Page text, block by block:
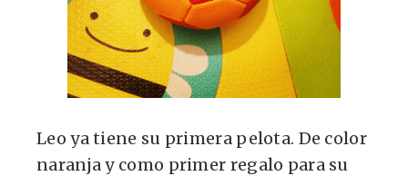
Leo ya tiene su primera pelota. De color
naranja y como primer regalo para su